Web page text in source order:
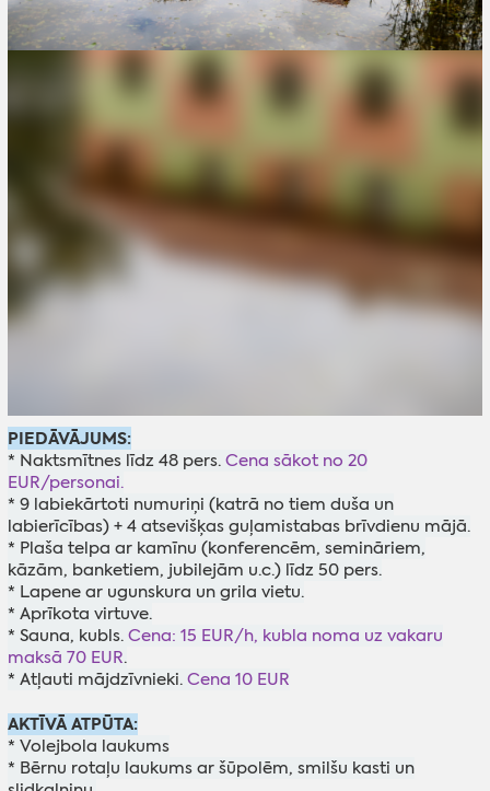
PIEDĀVĀJUMS:
* Naktsmītnes līdz 48 pers. Cena sākot no 20
EUR/personai.
* 9 labiekārtoti numuriņi (katrā no tiem duša un
labierīcības) + 4 atsevišķas guļamistabas brīvdienu mājā.
* Plaša telpa ar kamīnu (konferencēm, semināriem,
kāzām, banketiem, jubilejām u.c.) līdz 50 pers.
* Lapene ar ugunskura un grila vietu.
* Aprīkota virtuve.
* Sauna, kubls. Cena: 15 EUR/h, kubla noma uz vakaru
maksā 70 EUR.
* Atļauti mājdzīvnieki. Cena 10 EUR
AKTĪVĀ ATPŪTA:
* Volejbola laukums
* Bērnu rotaļu laukums ar šūpolēm, smilšu kasti un